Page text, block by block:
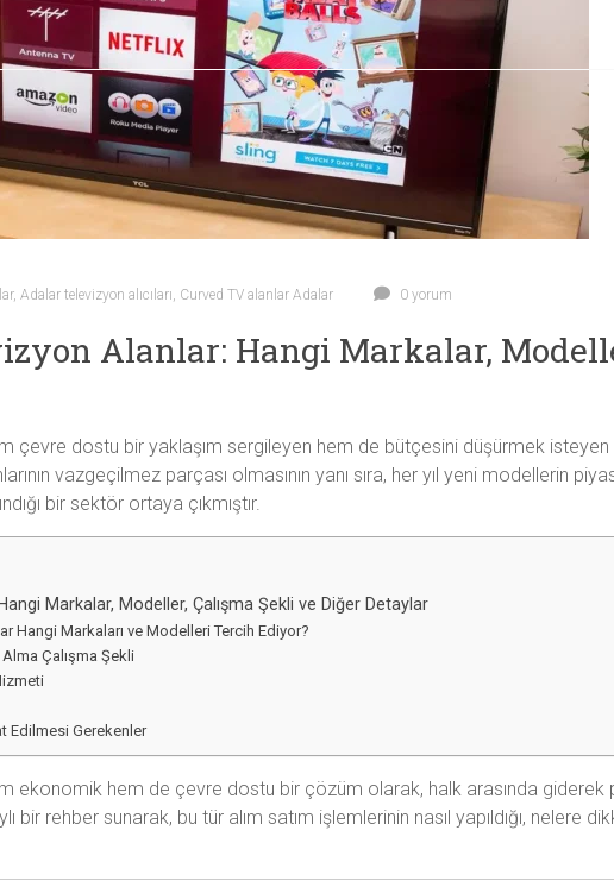
, Adalar televizyon alıcıları, Curved TV alanlar Adalar 0 yorum
Alanlar: Hangi Markalar,
çevre dostu bir yaklaşım sergileyen hem de bütçesini düşürmek
vazgeçilmez parçası olmasının yanı sıra, her yıl yeni modellerin
bir sektör ortaya çıkmıştır.
Markalar, Modeller, Çalışma Şekli ve Diğer Detaylar
Hangi Markaları ve Modelleri Tercih Ediyor?
Çalışma Şekli
Edilmesi Gerekenler
ekonomik hem de çevre dostu bir çözüm olarak, halk arasında giderek
bir rehber sunarak, bu tür alım satım işlemlerinin nasıl yapıldığı, nelere